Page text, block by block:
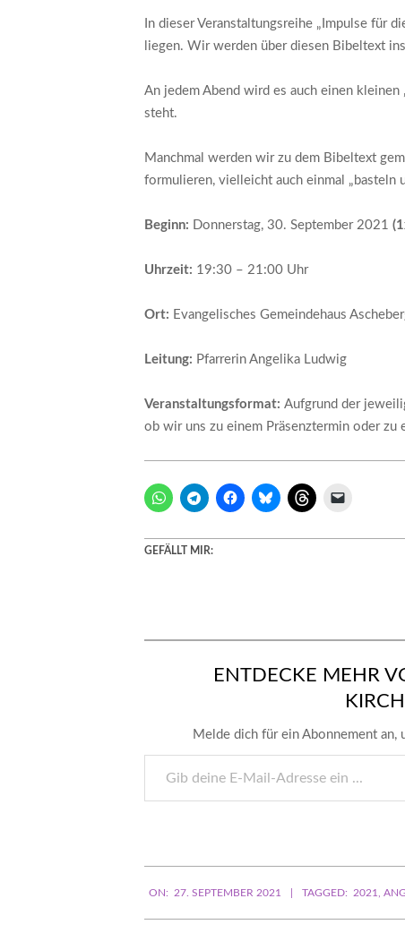
In dieser Veranstaltungsreihe „Impulse für
liegen. Wir werden über diesen Bibeltext
An jedem Abend wird es auch einen kleinen
steht.
Manchmal werden wir zu dem Bibeltext
formulieren, vielleicht auch einmal „basteln
Beginn: Donnerstag, 30. September 2021
Uhrzeit: 19:30 – 21:00 Uhr
Ort: Evangelisches Gemeindehaus
Leitung: Pfarrerin Angelika Ludwig
Veranstaltungsformat: Aufgrund der
ob wir uns zu einem Präsenztermin oder zu
GEFÄLLT MIR:
ENTDECKE MEHR
Melde dich für ein Abonnement an,
deine
E-
09-
27
ON: 27. SEPTEMBER 2021 TAGGED: 2021